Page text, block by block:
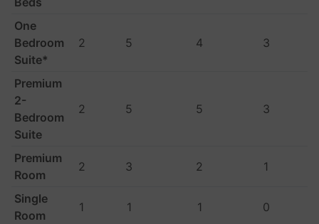
One
Bedroom
Suite*
2 5 4 3
Premium
2-
Bedroom
Suite
2 5 5 3
Premium
Room
2 3 2 1
Single
Room
1 1 1 0